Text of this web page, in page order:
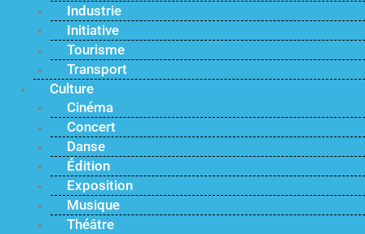
Industrie
Initiative
Tourisme
Transport
Culture
Cinéma
Concert
Danse
Édition
Exposition
Musique
Théâtre